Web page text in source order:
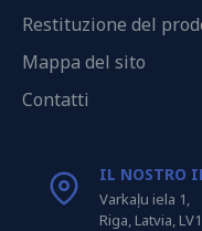
Restituzione del
Mappa del sito
Contatti
IL NOSTRO
Varkaļu iela 1,
Riga, Latvia,